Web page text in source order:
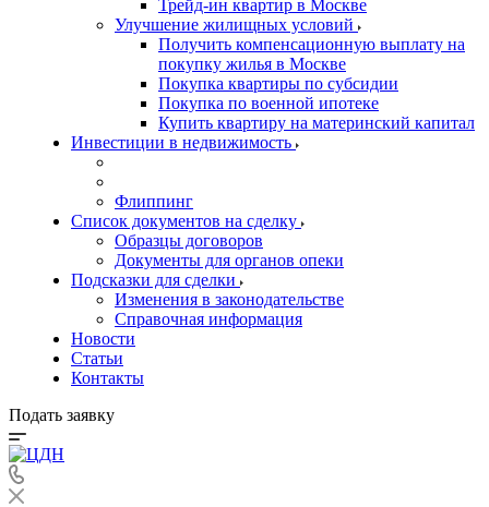
Трейд-ин квартир в Москве
Улучшение жилищных условий
Получить компенсационную выплату на
покупку жилья в Москве
Покупка квартиры по субсидии
Покупка по военной ипотеке
Купить квартиру на материнский капитал
Инвестиции в недвижимость
Флиппинг
Список документов на сделку
Образцы договоров
Документы для органов опеки
Подсказки для сделки
Изменения в законодательстве
Справочная информация
Новости
Статьи
Контакты
Подать заявку